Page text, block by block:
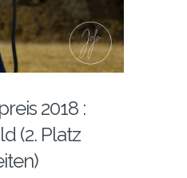
2018 :
(2. Platz